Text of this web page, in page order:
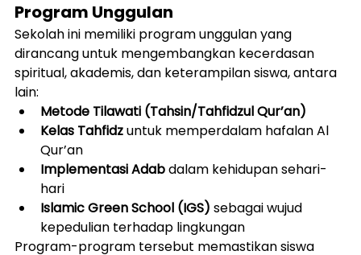
Program Unggulan
Sekolah ini memiliki program unggulan yang
dirancang untuk mengembangkan kecerdasan
spiritual, akademis, dan keterampilan siswa, antara
lain:
Metode Tilawati (Tahsin/Tahfidzul Qur’an)
Kelas Tahfidz untuk memperdalam hafalan Al
Qur’an
Implementasi Adab dalam kehidupan sehari-
hari
Islamic Green School (IGS) sebagai wujud
kepedulian terhadap lingkungan
Program-program tersebut memastikan siswa